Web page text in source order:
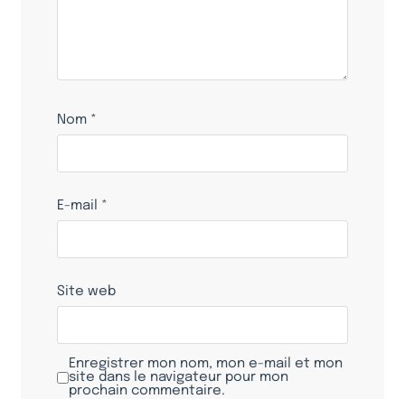
Nom *
E-mail *
Site web
Enregistrer mon nom, mon e-mail et mon
site dans le navigateur pour mon
prochain commentaire.